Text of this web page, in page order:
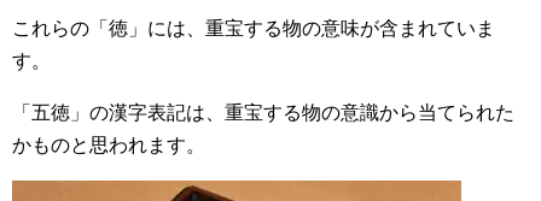
これらの「徳」には、重宝する物の意味が含まれていま
す。
「五徳」の漢字表記は、重宝する物の意識から当てられた
かものと思われます。